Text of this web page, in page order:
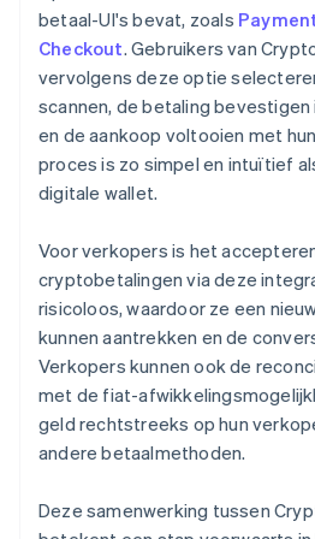
betaal-UI's bevat, zoals
Checkout. Gebruikers van
vervolgens deze optie
scannen, de betaling
en de aankoop voltooien met
proces is zo simpel en intuïtief
digitale wallet.
Voor verkopers is het
cryptobetalingen via deze
risicoloos, waardoor ze een
kunnen aantrekken en de
Verkopers kunnen ook de
met de fiat-
geld rechtstreeks op hun
andere betaalmethoden.
Deze samenwerking tussen